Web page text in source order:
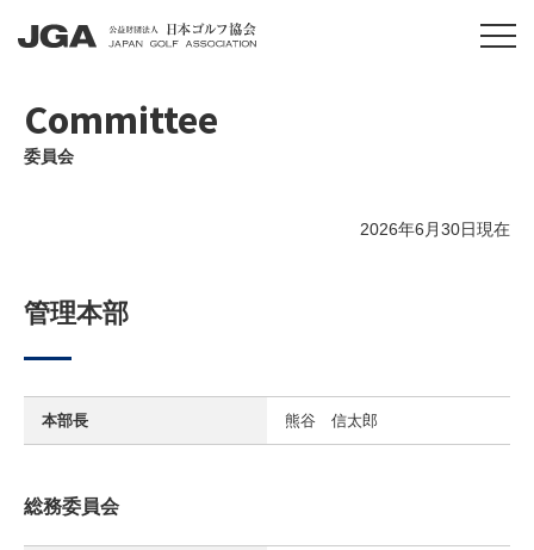
Committee
委員会
2026年6月30日現在
管理本部
本部長 熊谷 信太郎
総務委員会